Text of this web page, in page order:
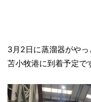
3月2日に蒸溜器がや
苫小牧港に到着予定で